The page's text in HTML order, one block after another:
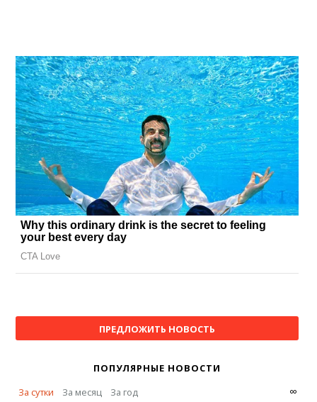
ПРЕДЛОЖИТЬ НОВОСТЬ
ПОПУЛЯРНЫЕ НОВОСТИ
За сутки
За месяц За год ∞